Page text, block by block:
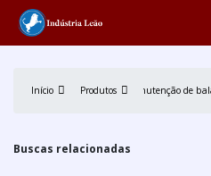
Início Produtos Manutenção de
Buscas relacionadas